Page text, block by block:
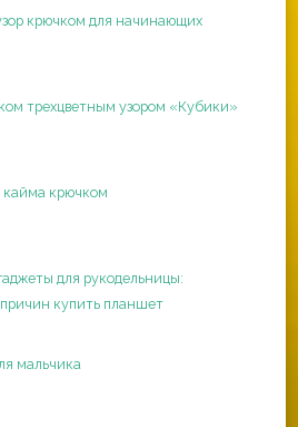
крючком для начинающих
трехцветным узором «Кубики»
кайма крючком
для рукодельницы:
причин купить планшет
мальчика